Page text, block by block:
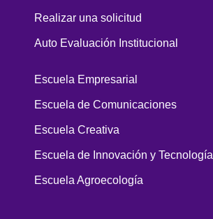
Realizar una solicitud
Auto Evaluación Institucional
Escuela Empresarial
Escuela de Comunicaciones
Escuela Creativa
Escuela de Innovación y Tecnología
Escuela Agroecología